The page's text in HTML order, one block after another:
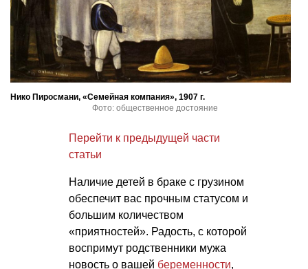
Нико Пиросмани, «Семейная компания», 1907 г.
Фото: общественное достояние
Перейти к предыдущей части
статьи
Наличие детей в браке с грузином
обеспечит вас прочным статусом и
большим количеством
«приятностей». Радость, с которой
воспримут родственники мужа
новость о вашей беременности,